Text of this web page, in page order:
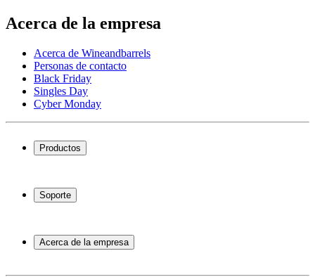
Acerca de la empresa
Acerca de Wineandbarrels
Personas de contacto
Black Friday
Singles Day
Cyber Monday
Productos
Botelleros
Muebles para vino
Soporte
Servicio
Pago
Devolución
Acerca de la empresa